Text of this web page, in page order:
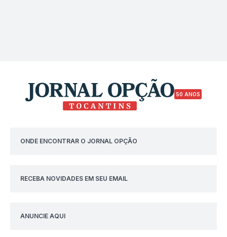
50 ANOS
ONDE ENCONTRAR O JORNAL OPÇÃO
RECEBA NOVIDADES EM SEU EMAIL
ANUNCIE AQUI